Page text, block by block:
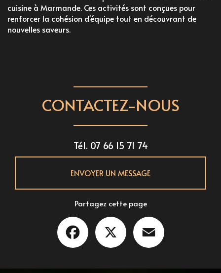
cuisine à Marmande. Ces activités sont conçues pour
renforcer la cohésion d'équipe tout en découvrant de
nouvelles saveurs.
CONTACTEZ-NOUS
Tél. 07 66 15 71 74
ENVOYER UN MESSAGE
Partagez cette page
Facebook